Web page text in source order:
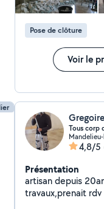
Pose de clôture
Voir le
Tous corp
4,8/5
Présentation
artisan depuis
travaux,prenait